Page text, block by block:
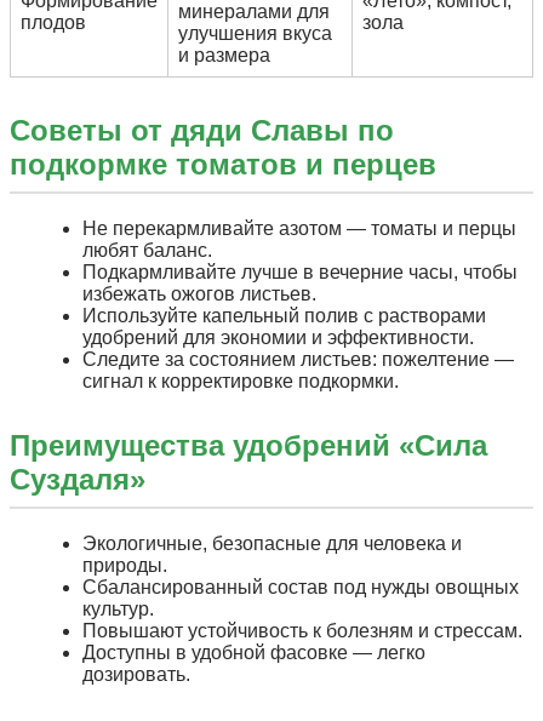
плодов
минералами для
улучшения вкуса
и размера
зола
Советы от дяди Славы по
подкормке томатов и перцев
Не перекармливайте азотом — томаты и перцы
любят баланс.
Подкармливайте лучше в вечерние часы, чтобы
избежать ожогов листьев.
Используйте капельный полив с растворами
удобрений для экономии и эффективности.
Следите за состоянием листьев: пожелтение —
сигнал к корректировке подкормки.
Преимущества удобрений «Сила
Суздаля»
Экологичные, безопасные для человека и
природы.
Сбалансированный состав под нужды овощных
культур.
Повышают устойчивость к болезням и стрессам.
Доступны в удобной фасовке — легко
дозировать.